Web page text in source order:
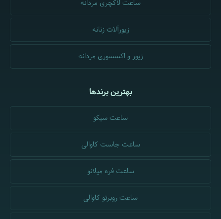
ساعت لاکچری مردانه
زیورآلات زنانه
زیور و اکسسوری مردانه
بهترین برندها
ساعت سیکو
ساعت جاست کاوالی
ساعت فره میلانو
ساعت روبرتو کاوالی